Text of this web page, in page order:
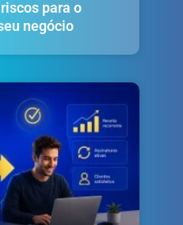
para o
negócio